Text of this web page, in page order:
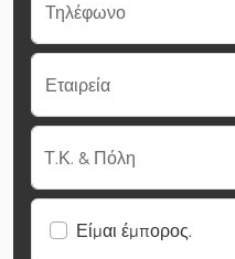
Τηλέφωνο
Εταιρεία
Τ.Κ. & Πόλη
Είμαι έμπορος.